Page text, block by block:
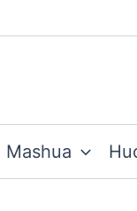
Mashua